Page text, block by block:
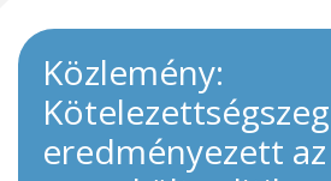
Közlemény:
eredményezett